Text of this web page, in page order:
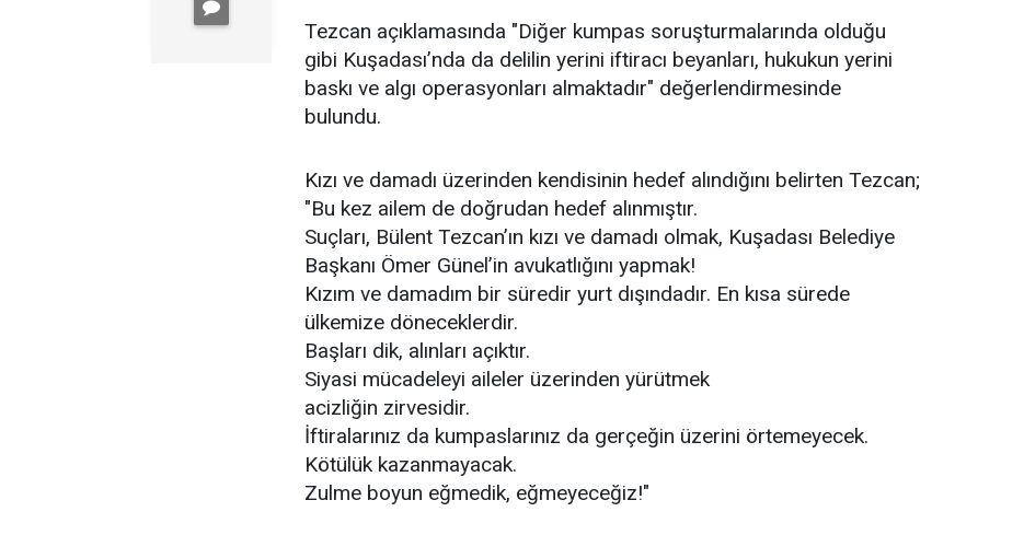
Tezcan açıklamasında "Diğer kumpas soruşturmalarında olduğu
gibi Kuşadası’nda da delilin yerini iftiracı beyanları, hukukun yerini
baskı ve algı operasyonları almaktadır" değerlendirmesinde
bulundu.
Kızı ve damadı üzerinden kendisinin hedef alındığını belirten Tezcan;
"Bu kez ailem de doğrudan hedef alınmıştır.
Suçları, Bülent Tezcan’ın kızı ve damadı olmak, Kuşadası Belediye
Başkanı Ömer Günel’in avukatlığını yapmak!
Kızım ve damadım bir süredir yurt dışındadır. En kısa sürede
ülkemize döneceklerdir.
Başları dik, alınları açıktır.
Siyasi mücadeleyi aileler üzerinden yürütmek
acizliğin zirvesidir.
İftiralarınız da kumpaslarınız da gerçeğin üzerini örtemeyecek.
Kötülük kazanmayacak.
Zulme boyun eğmedik, eğmeyeceğiz!"